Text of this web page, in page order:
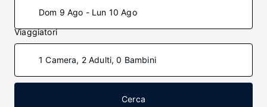
Dom 9 Ago - Lun 10 Ago
Viaggiatori
1 Camera, 2 Adulti, 0 Bambini
Cerca